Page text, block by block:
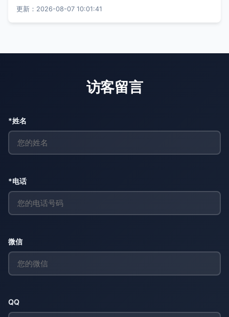
更新：2026-08-07 10:01:41
访客留言
*姓名
*电话
微信
QQ